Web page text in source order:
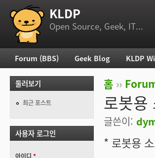
부 메뉴 KLDP
Open Source, Geek, IT...
현재 위치
홈 ››
로봇용
글쓴이:
* 로봇용
주 메뉴
Forum (BBS) Geek Blog KLDP
둘러보기
최근 포스트
사용자 로그인
아이디 *